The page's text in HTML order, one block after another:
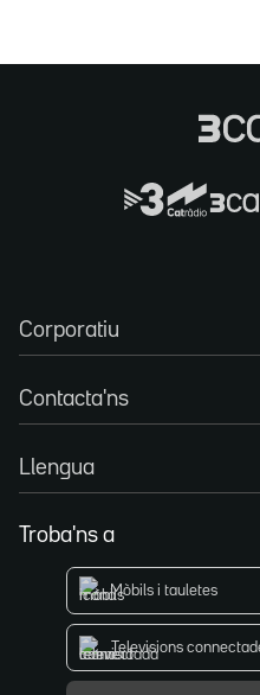
Corporatiu
Contacta'ns
Llengua
Troba'ns a
Mòbils i tauletes
Televisions